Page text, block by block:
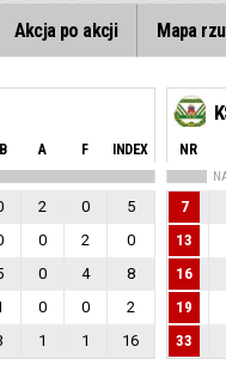
Akcja po akcji Mapa
A F INDEX
2 0
5
0 2
0
0 4
8
0 0
2
1 1 16
NR
7
13
16
19
33